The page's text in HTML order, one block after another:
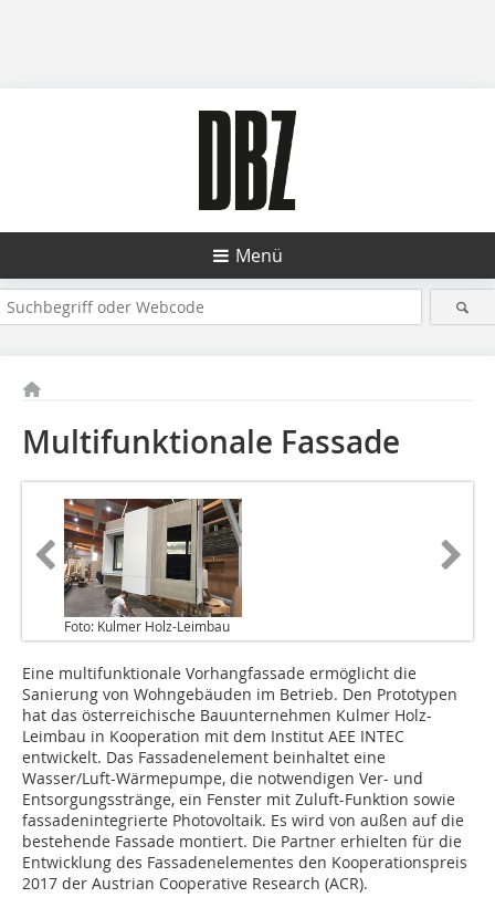
Menü
Multifunktionale Fassade
Foto: Kulmer Holz-Leimbau
Eine multifunktionale Vorhangfassade ermöglicht die
Sanierung von Wohngebäuden im Betrieb. Den Prototypen
hat das österreichische Bauunternehmen Kulmer Holz-
Leimbau in Kooperation mit dem Institut AEE INTEC
entwickelt. Das Fassadenelement beinhaltet eine
Wasser/Luft-Wärmepumpe, die notwendigen Ver- und
Entsorgungsstränge, ein Fenster mit Zuluft-Funktion sowie
fassadenintegrierte Photovoltaik. Es wird von außen auf die
bestehende Fassade montiert. Die Partner erhielten für die
Entwicklung des Fassadenelementes den Kooperationspreis
2017 der Austrian Cooperative Research (ACR).